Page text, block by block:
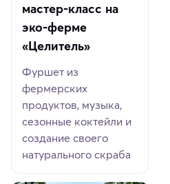
мастер-класс на
эко-ферме
«Целитель»
Фуршет из
фермерских
продуктов, музыка,
сезонные коктейли и
создание своего
натурального скраба